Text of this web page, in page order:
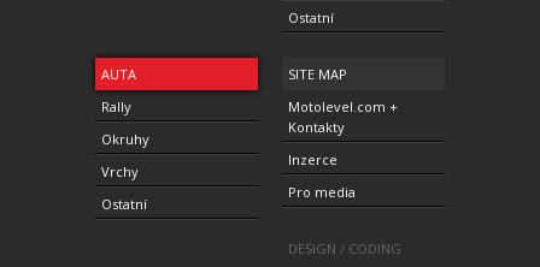
Ostatní
AUTA
Rally
Okruhy
Vrchy
Ostatní
SITE MAP
Motolevel.com +
Kontakty
Inzerce
Pro media
DESIGN / CODING